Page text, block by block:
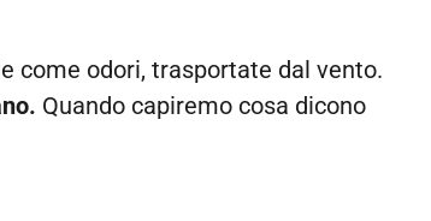
come odori, trasportate dal vento.
Quando capiremo cosa dicono